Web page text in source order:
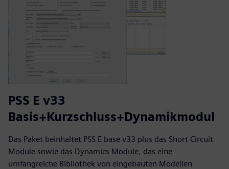
PSS E v33
Basis+Kurzschluss+Dynamikmodul
Das Paket beinhaltet PSS E base v33 plus das Short Circuit
Module sowie das Dynamics Module, das eine
umfangreiche Bibliothek von eingebauten Modellen